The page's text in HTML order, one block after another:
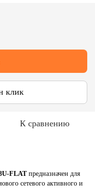
клик
К сравнению
FLATпредназначен для
сетевого активного и